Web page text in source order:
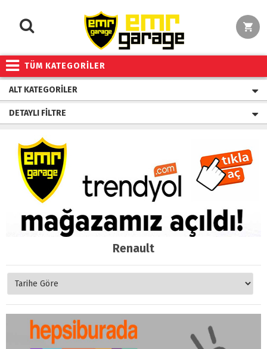
TÜM KATEGORİLER
ALT KATEGORILER
DETAYLI FILTRE
Renault